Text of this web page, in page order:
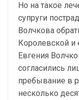
Но на такое
супруги
Волчкова
Королевской и
Евгения
согласились
пребывание в
несколько